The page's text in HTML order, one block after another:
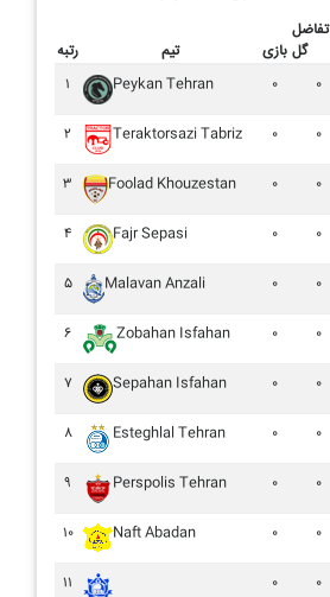
رتبه تیم بازی
تفاضل
گل
۱
Peykan Tehran ۰ ۰
۲ Teraktorsazi Tabriz ۰ ۰
۳ Foolad Khouzestan ۰ ۰
۴ Fajr Sepasi ۰ ۰
۵ Malavan Anzali ۰ ۰
۶ Zobahan Isfahan ۰ ۰
۷ Sepahan Isfahan ۰ ۰
۸ Esteghlal Tehran ۰ ۰
۹ Perspolis Tehran ۰ ۰
۱۰ Naft Abadan ۰ ۰
۱۱
۰ ۰